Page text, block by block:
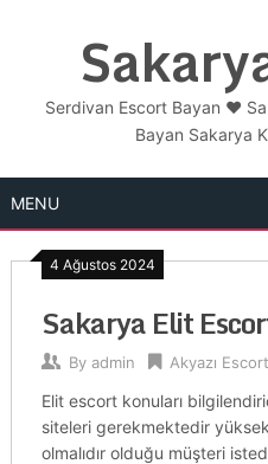
Serdivan Escort Bayan ❤️
Bayan Sakarya
MENU
4 Ağustos 2024
Sakarya Elit
By admin Akyazı Escort
Elit escort konuları
siteleri gerekmektedir
olmalıdır olduğu müşteri